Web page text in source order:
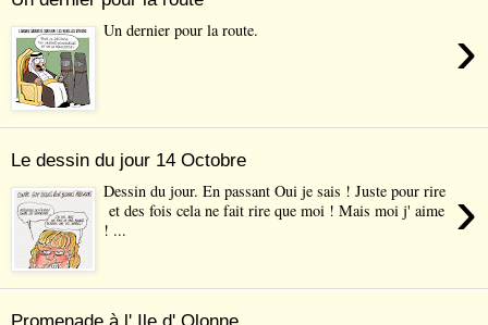
›
Un dernier pour la route.
Le dessin du jour 14 Octobre
›
Dessin du jour. En passant Oui je sais ! Juste pour rire
et des fois cela ne fait rire que moi ! Mais moi j' aime
! ...
Promenade à l' Ile d' Olonne